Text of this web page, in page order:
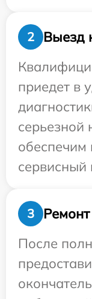
2
Выезд
приедет в
серьезной
обеспечим
сервисный
3
После